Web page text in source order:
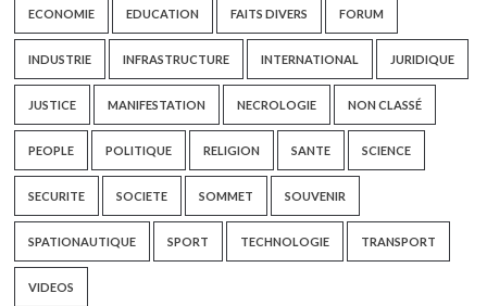
ECONOMIE EDUCATION FAITS DIVERS FORUM
INDUSTRIE INFRASTRUCTURE INTERNATIONAL JURIDIQUE
JUSTICE MANIFESTATION NECROLOGIE NON CLASSÉ
PEOPLE POLITIQUE RELIGION SANTE SCIENCE
SECURITE SOCIETE SOMMET SOUVENIR
SPATIONAUTIQUE SPORT TECHNOLOGIE TRANSPORT
VIDEOS